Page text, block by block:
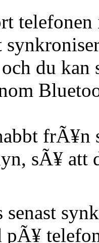
du
frÃ¥n
sÃ¥
senast
pÃ¥